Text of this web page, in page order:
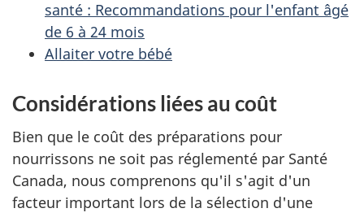
santé : Recommandations pour l'enfant âgé
de 6 à 24 mois
Allaiter votre bébé
Considérations liées au coût
Bien que le coût des préparations pour
nourrissons ne soit pas réglementé par Santé
Canada, nous comprenons qu'il s'agit d'un
facteur important lors de la sélection d'une